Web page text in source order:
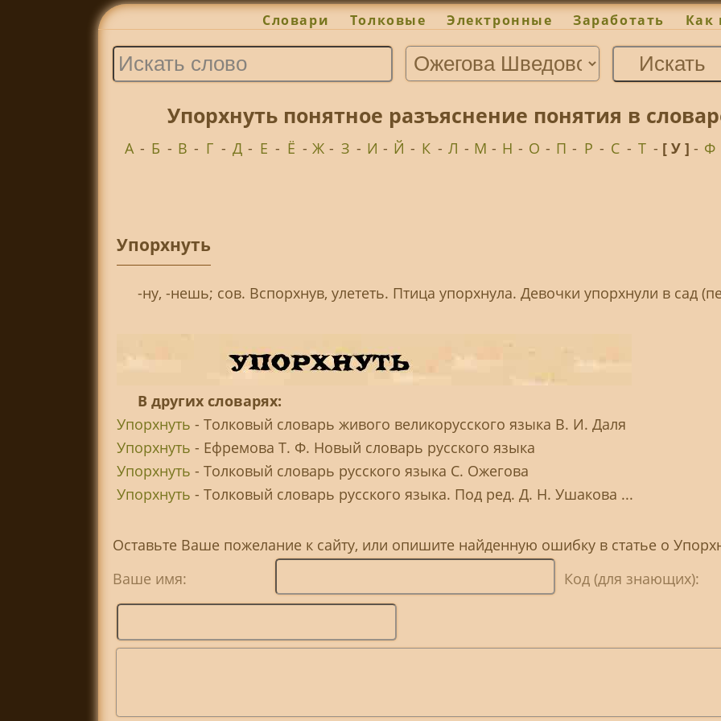
Словари Толковые Электронные Заработать Как
Упорхнуть понятное разъяснение понятия в
А - Б - В - Г - Д - Е - Ё - Ж - З - И - Й - К - Л - М - Н - О - П - Р - С - Т - [ У ]- Ф
Упорхнуть
-ну, -нешь; сов. Вспорхнув, улететь. Птица упорхнула. Девочки упорхнули в сад
В других словарях:
Упорхнуть - Толковый словарь живого великорусского языка В. И. Даля
Упорхнуть - Ефремова Т. Ф. Новый словарь русского языка
Упорхнуть - Толковый словарь русского языка С. Ожегова
Упорхнуть - Толковый словарь русского языка. Под ред. Д. Н. Ушакова ...
Оставьте Ваше пожелание к сайту, или опишите найденную ошибку в статье о
Ваше имя:
Код (для знающих):